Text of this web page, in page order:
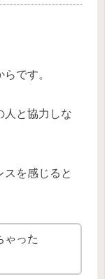
です。
人と協力しな
スを感じると
ゃった